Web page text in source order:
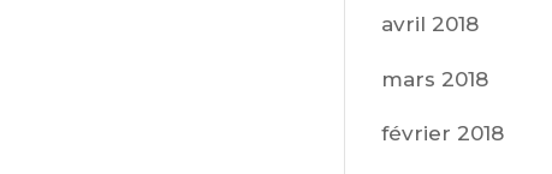
avril 2018
mars 2018
février 2018